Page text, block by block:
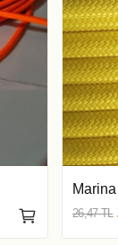
26,47 TL